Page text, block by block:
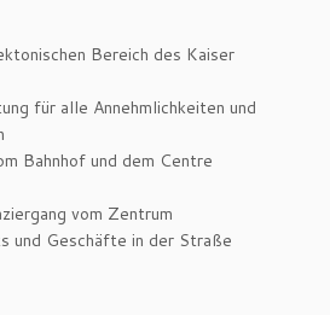
Bereich des Kaiser
für alle Annehmlichkeiten und
Bahnhof und dem Centre
vom Zentrum
und Geschäfte in der Straße